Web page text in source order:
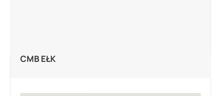
CMB EŁK